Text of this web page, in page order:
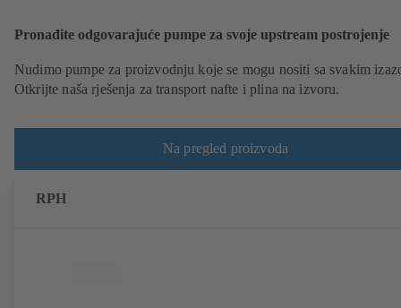
Pronađite odgovarajuće pumpe za svoje upstream postrojenje
Nudimo pumpe za proizvodnju koje se mogu nositi sa svakim
Otkrijte naša rješenja za transport nafte i plina na izvoru.
Na pregled proizvoda
RPH